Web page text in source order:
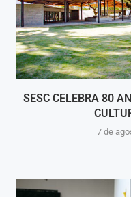
SESC CELEBRA 80
7 de